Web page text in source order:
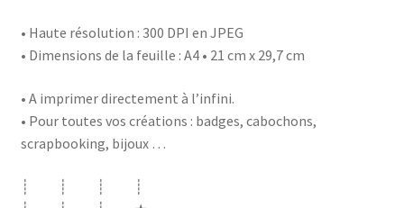
• Haute résolution : 300 DPI en JPEG
• Dimensions de la feuille : A4 • 21 cm x 29,7 cm
• A imprimer directement à l’infini.
• Pour toutes vos créations : badges, cabochons,
scrapbooking, bijoux …
┊ ┊ ┊ ┊